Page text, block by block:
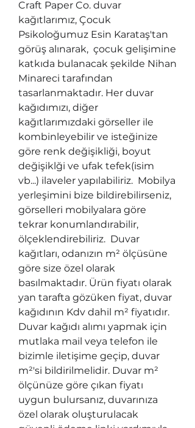
Craft Paper Co. duvar
kağıtlarımız, Çocuk
Psikoloğumuz Esin Karataş'tan
görüş alınarak,  çocuk gelişimine
katkıda bulanacak şekilde Nihan
Minareci tarafından
tasarlanmaktadır. Her duvar
kağıdımızı, diğer
kağıtlarımızdaki görseller ile
kombinleyebilir ve isteğinize
göre renk değişikliği, boyut
değişiklği ve ufak tefek(isim
vb...) ilaveler yapılabiliriz.  Mobilya
yerleşimini bize bildirebilirseniz,
görselleri mobilyalara göre
tekrar konumlandırabilir,
ölçeklendirebiliriz.  Duvar
kağıtları, odanızın m² ölçüsüne
göre size özel olarak
basılmaktadır. Ürün fiyatı olarak
yan tarafta gözüken fiyat, duvar
kağıdının Kdv dahil m² fiyatıdır.
Duvar kağıdı alımı yapmak için
mutlaka mail veya telefon ile
bizimle iletişime geçip, duvar
m²'si bildirilmelidir. Duvar m²
ölçünüze göre çıkan fiyatı
uygun bulursanız, duvarınıza
özel olarak oluşturulacak